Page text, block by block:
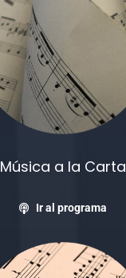
Música a la Carta
Ir al programa